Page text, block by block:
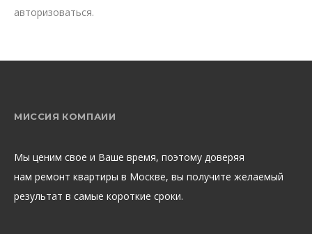
авторизоваться.
МИССИЯ КОМПАИИ
Мы ценим свое и Ваше время, поэтому доверяя
нам ремонт квартиры в Москве, вы получите желаемый
результат в самые короткие сроки.